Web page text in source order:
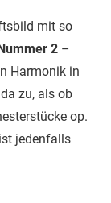
mit so
2 –
Harmonik in
zu, als ob
op.
jedenfalls